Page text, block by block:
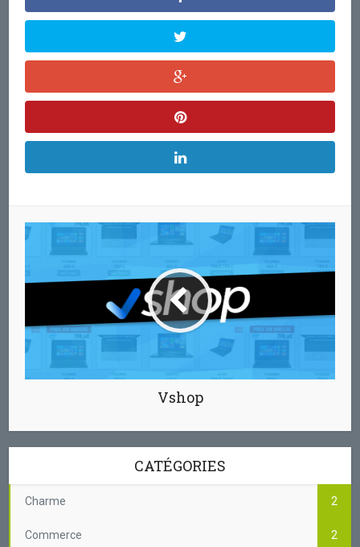
Vshop
CATÉGORIES
Charme 2
Commerce 2